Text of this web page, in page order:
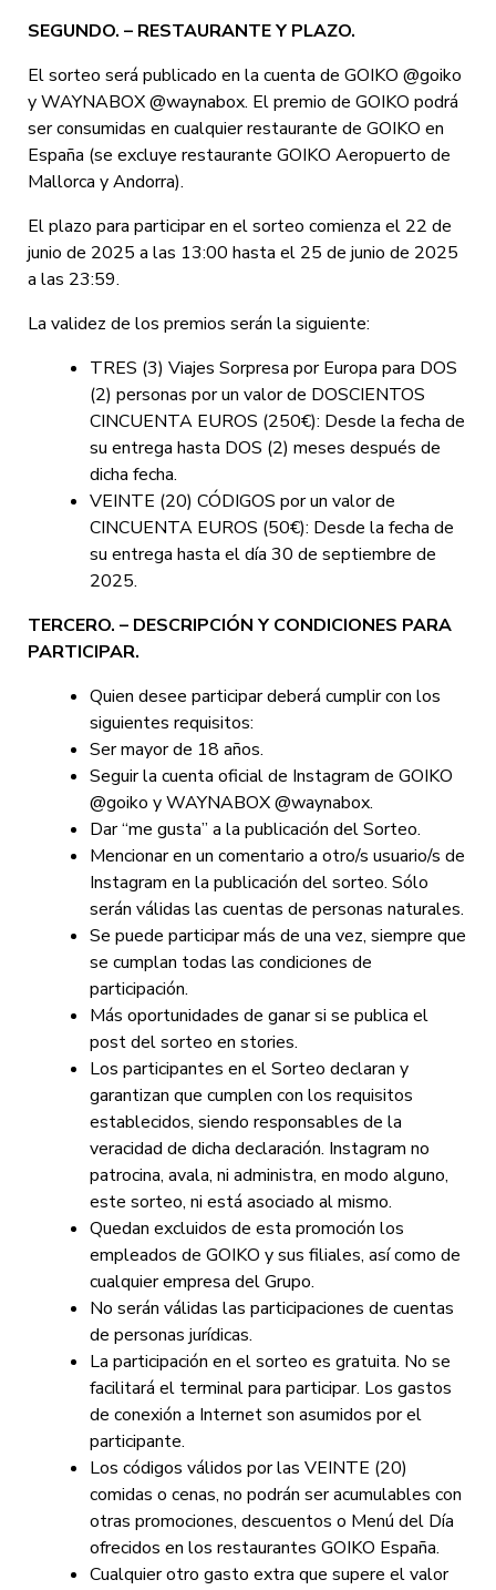
SEGUNDO. – RESTAURANTE Y PLAZO.
El sorteo será publicado en la cuenta de GOIKO @goiko
y WAYNABOX @waynabox. El premio de GOIKO podrá
ser consumidas en cualquier restaurante de GOIKO en
España (se excluye restaurante GOIKO Aeropuerto de
Mallorca y Andorra).
El plazo para participar en el sorteo comienza el 22 de
junio de 2025 a las 13:00 hasta el 25 de junio de 2025
a las 23:59.
La validez de los premios serán la siguiente:
TRES (3) Viajes Sorpresa por Europa para DOS
(2) personas por un valor de DOSCIENTOS
CINCUENTA EUROS (250€): Desde la fecha de
su entrega hasta DOS (2) meses después de
dicha fecha.
VEINTE (20) CÓDIGOS por un valor de
CINCUENTA EUROS (50€): Desde la fecha de
su entrega hasta el día 30 de septiembre de
2025.
TERCERO. – DESCRIPCIÓN Y CONDICIONES PARA
PARTICIPAR.
Quien desee participar deberá cumplir con los
siguientes requisitos:
Ser mayor de 18 años.
Seguir la cuenta oficial de Instagram de GOIKO
@goiko y WAYNABOX @waynabox.
Dar “me gusta” a la publicación del Sorteo.
Mencionar en un comentario a otro/s usuario/s de
Instagram en la publicación del sorteo. Sólo
serán válidas las cuentas de personas naturales.
Se puede participar más de una vez, siempre que
se cumplan todas las condiciones de
participación.
Más oportunidades de ganar si se publica el
post del sorteo en stories.
Los participantes en el Sorteo declaran y
garantizan que cumplen con los requisitos
establecidos, siendo responsables de la
veracidad de dicha declaración. Instagram no
patrocina, avala, ni administra, en modo alguno,
este sorteo, ni está asociado al mismo.
Quedan excluidos de esta promoción los
empleados de GOIKO y sus filiales, así como de
cualquier empresa del Grupo.
No serán válidas las participaciones de cuentas
de personas jurídicas.
La participación en el sorteo es gratuita. No se
facilitará el terminal para participar. Los gastos
de conexión a Internet son asumidos por el
participante.
Los códigos válidos por las VEINTE (20)
comidas o cenas, no podrán ser acumulables con
otras promociones, descuentos o Menú del Día
ofrecidos en los restaurantes GOIKO España.
Cualquier otro gasto extra que supere el valor